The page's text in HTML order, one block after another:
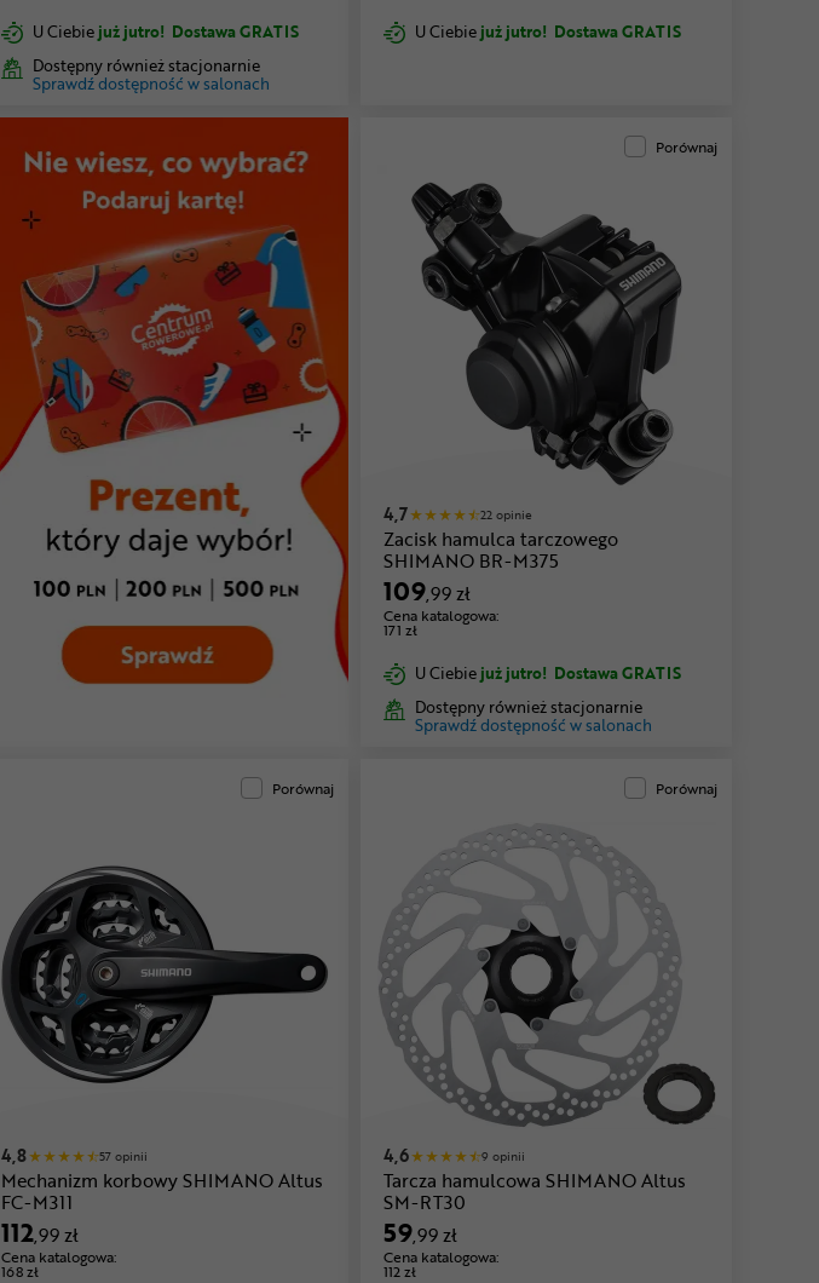
U Ciebiejuż jutro! Dostawa GRATIS
Dostępny również stacjonarnie
Sprawdź dostępność w salonach
U Ciebiejuż jutro! Dostawa GRATIS
Porównaj
4,7 22 opinie
Zacisk hamulca tarczowego
SHIMANO BR-M375
109,99 zł
Cena katalogowa:
171 zł
U Ciebiejuż jutro! Dostawa GRATIS
Dostępny również stacjonarnie
Sprawdź dostępność w salonach
Porównaj
4,8 57 opinii
Mechanizm korbowy SHIMANO Altus
FC-M311
112,99 zł
Cena katalogowa:
168 zł
Porównaj
4,6 9 opinii
Tarcza hamulcowa SHIMANO Altus
SM-RT30
59,99 zł
Cena katalogowa:
112 zł